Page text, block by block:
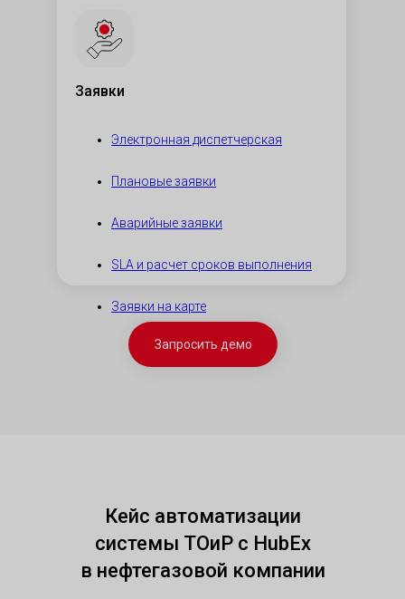
Заявки
Электронная диспетчерская
Плановые заявки
Аварийные заявки
SLA и расчет сроков выполнения
Заявки на карте
Запросить демо
Кейс автоматизации
системы ТОиР с HubEx
в нефтегазовой компании